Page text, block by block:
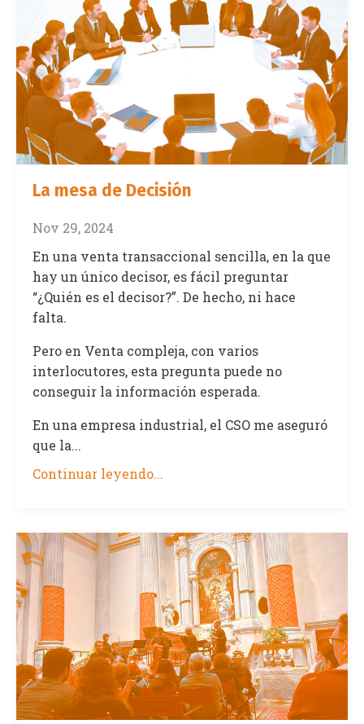
La mesa de Decisión
Nov 29, 2024
En una venta transaccional sencilla, en la que
hay un único decisor, es fácil preguntar
“¿Quién es el decisor?”. De hecho, ni hace
falta.
Pero en Venta compleja, con varios
interlocutores, esta pregunta puede no
conseguir la información esperada.
En una empresa industrial, el CSO me aseguró
que la...
Continuar leyendo...